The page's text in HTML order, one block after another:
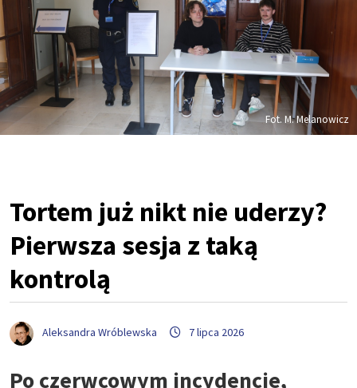
Fot. M. Melanowicz
Tortem już nikt nie uderzy?
Pierwsza sesja z taką
kontrolą
Aleksandra Wróblewska 7 lipca 2026
Po czerwcowym incydencie,